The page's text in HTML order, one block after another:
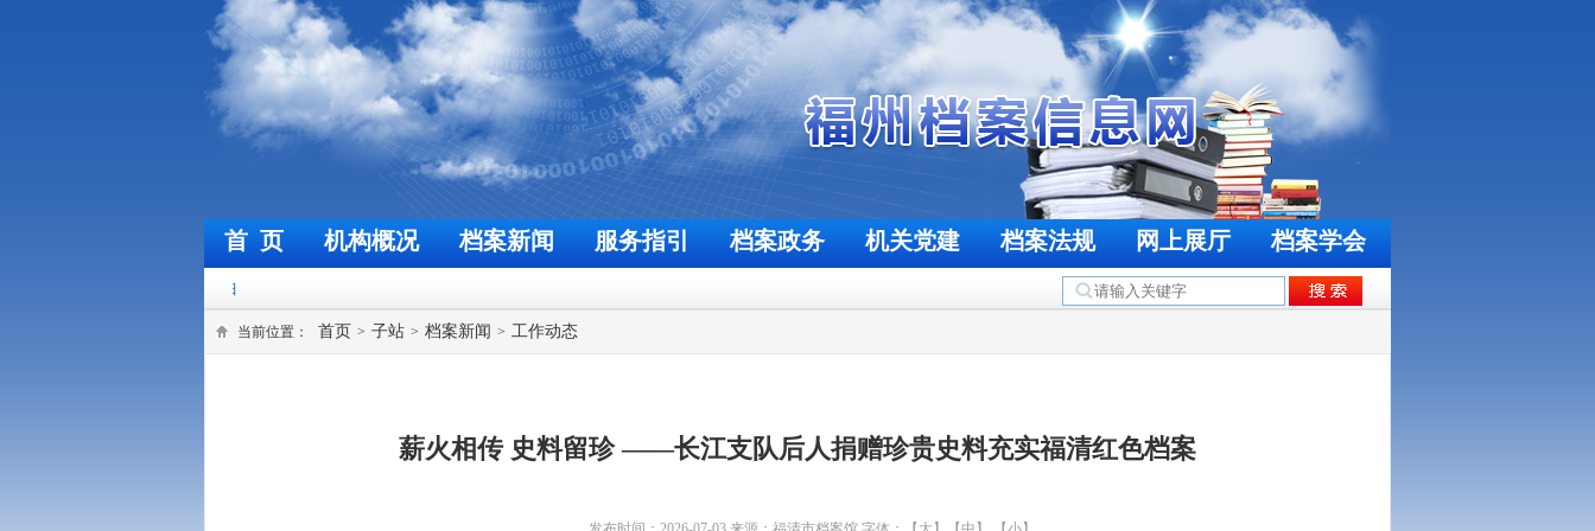
首 页 机构概况 档案新闻 服务指引 档案政务 机关党建 档案法规 网上展厅 档案学会
当前位置： 首页 > 子站 > 档案新闻 > 工作动态
薪火相传 史料留珍 ——长江支队后人捐赠珍贵史料充实福清红色档案